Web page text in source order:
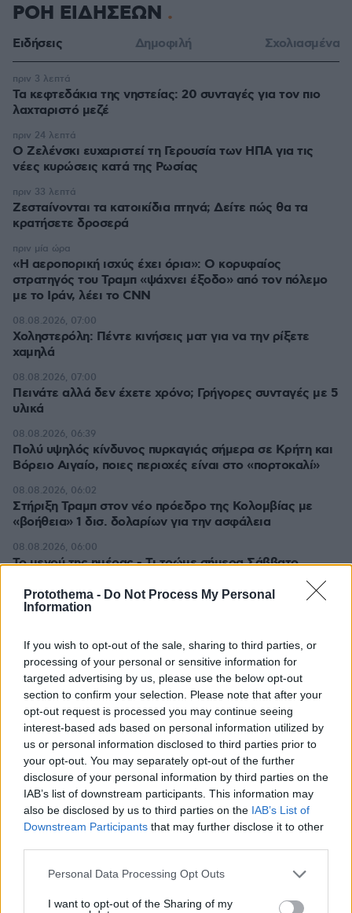
Protothema - Do Not Process My Personal
Information
If you wish to opt-out of the sale, sharing to third parties, or
processing of your personal or sensitive information for
targeted advertising by us, please use the below opt-out
section to confirm your selection. Please note that after your
opt-out request is processed you may continue seeing
interest-based ads based on personal information utilized by
us or personal information disclosed to third parties prior to
your opt-out. You may separately opt-out of the further
disclosure of your personal information by third parties on the
IAB’s list of downstream participants. This information may
also be disclosed by us to third parties on the IAB’s List of
Downstream Participants that may further disclose it to other
Please note that this website/app uses one or more Google
not limited to your visit or usage behaviour. You may click to
Personal Data Processing Opt Outs
I want to opt-out of the Sharing of my
ΡΟΗ ΕΙΔΗΣΕΩΝ
Ειδήσεις Δημοφιλή Σχολιασμένα
Τα κεφτεδάκια της νηστείας: 20 συνταγές για τον πιο
λαχταριστό μεζέ
πριν 3 λεπτά
Ο Ζελένσκι ευχαριστεί τη Γερουσία των ΗΠΑ για τις
νέες κυρώσεις κατά της Ρωσίας
πριν 24 λεπτά
Ζεσταίνονται τα κατοικίδια πτηνά; Δείτε πώς θα τα
κρατήσετε δροσερά
πριν 33 λεπτά
«Η αεροπορική ισχύς έχει όρια»: Ο κορυφαίος
στρατηγός του Τραμπ «ψάχνει έξοδο» από τον πόλεμο
με το Ιράν, λέει το CNN
πριν μία ώρα
Χοληστερόλη: Πέντε κινήσεις ματ για να την ρίξετε
χαμηλά
08.08.2026, 07:00
Πεινάτε αλλά δεν έχετε χρόνο; Γρήγορες συνταγές με 5
υλικά
08.08.2026, 07:00
Πολύ υψηλός κίνδυνος πυρκαγιάς σήμερα σε Κρήτη και
Βόρειο Αιγαίο, ποιες περιοχές είναι στο «πορτοκαλί»
08.08.2026, 06:39
Στήριξη Τραμπ στον νέο πρόεδρο της Κολομβίας με
«βοήθεια» 1 δισ. δολαρίων για την ασφάλεια
08.08.2026, 06:02
Το μενού της ημέρας - Τι τρώμε σήμερα Σάββατο
08.08.2026, 06:00
08.08.2026, 05:33
ΔΕΙΤΕ ΟΛΕΣ ΤΙΣ ΕΙΔΗΣΕΙΣ
ΤΑ ΠΙΟ ΔΗΜΟΦΙΛΗ